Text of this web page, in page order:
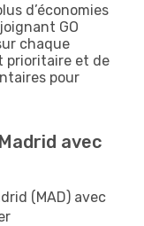
d’économies
GO
chaque
prioritaire et de
pour
avec
(MAD) avec